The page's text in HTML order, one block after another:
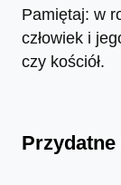
Pamiętaj: w
człowiek i
czy kościół.